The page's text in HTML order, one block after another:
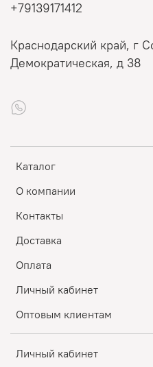
Каталог
О компании
Контакты
Доставка
Оплата
Личный кабинет
Оптовым клиентам
Личный кабинет
+79139171412
Краснодарский край, г
Демократическая, д 38